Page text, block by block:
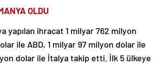
OLDU
yapılan ihracat 1 milyar 762 milyon
ile ABD, 1 milyar 97 milyon dolar ile
dolar ile İtalya takip etti. İlk 5 ülkeye